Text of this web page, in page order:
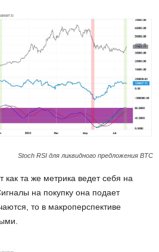
Stoch RSI для ликвидного предложения BTC
как та же метрика ведет себя на
на покупку она подает
то в макроперспективе